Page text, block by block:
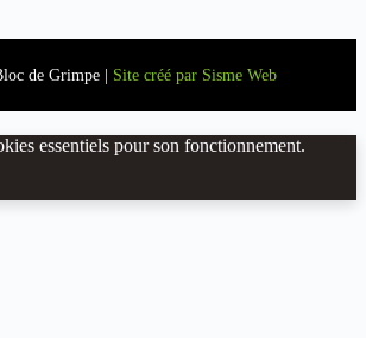
de Grimpe | Site créé par Sisme Web
essentiels pour son fonctionnement.